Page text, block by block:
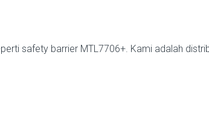
safety barrier MTL7706+. Kami adalah